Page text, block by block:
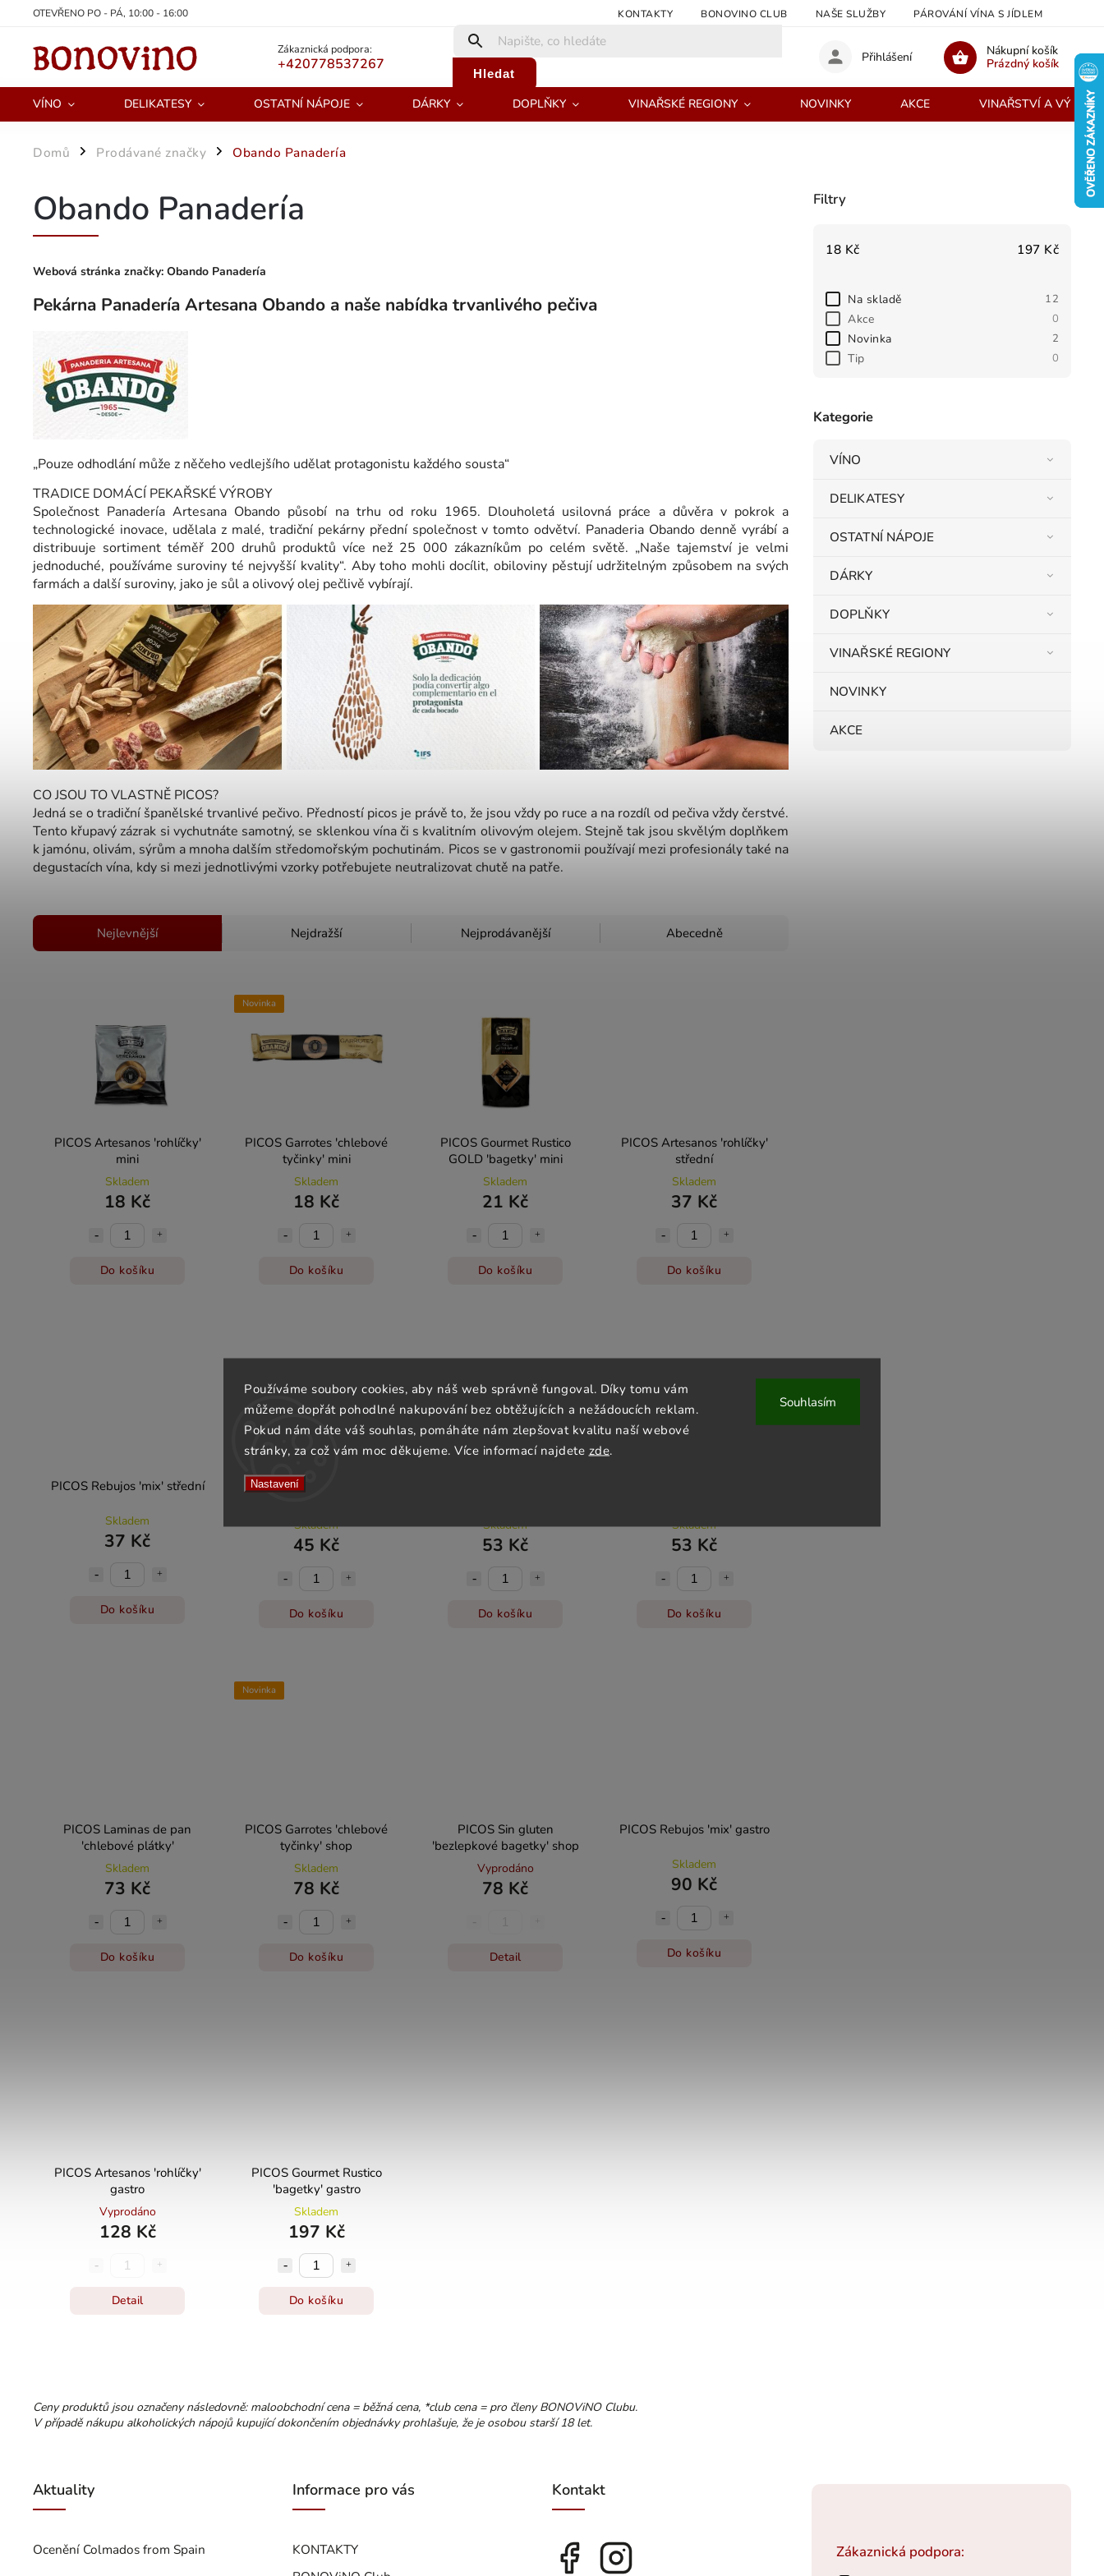
Používáme soubory cookies, aby náš web správně fungoval. Díky tomu vám
můžeme dopřát pohodlné nakupování bez obtěžujících a nežádoucích reklam.
Pokud nám dáte váš souhlas, pomáháte nám zlepšovat kvalitu naší webové
stránky, za což vám moc děkujeme. Více informací najdete zde.
Nastavení
Souhlasím
OTEVŘENO PO - PÁ, 10:00 - 16:00 KONTAKTY BONOVINO CLUB NAŠE SLUŽBY PÁROVÁNÍ VÍNA S JÍDLEM
Zákaznická podpora:
+420778537267
Hledat
Nákupní košík
Prázdný košík
Přihlášení
VÍNO DELIKATESY OSTATNÍ NÁPOJE DÁRKY DOPLŇKY VINAŘSKÉ REGIONY NOVINKY AKCE VINAŘSTVÍ A
Domů / Prodávané značky / Obando Panadería
Filtry
18 Kč 197 Kč
Na skladě 12
Akce 0
Novinka 2
Tip 0
Kategorie
VÍNO
DELIKATESY
OSTATNÍ NÁPOJE
DÁRKY
DOPLŇKY
VINAŘSKÉ REGIONY
NOVINKY
AKCE
Obando Panadería
Webová stránka značky: Obando Panadería
Pekárna Panadería Artesana Obando a naše nabídka trvanlivého pečiva
„Pouze odhodlání může z něčeho vedlejšího udělat protagonistu každého sousta“
TRADICE DOMÁCÍ PEKAŘSKÉ VÝROBY
Společnost Panadería Artesana Obando působí na trhu od roku 1965. Dlouholetá usilovná práce a důvěra v pokrok a
technologické inovace, udělala z malé, tradiční pekárny přední společnost v tomto odvětví. Panaderia Obando denně vyrábí a
distribuuje sortiment téměř 200 druhů produktů více než 25 000 zákazníkům po celém světě. „Naše tajemství je velmi
jednoduché, používáme suroviny té nejvyšší kvality“. Aby toho mohli docílit, obiloviny pěstují udržitelným způsobem na svých
farmách a další suroviny, jako je sůl a olivový olej pečlivě vybírají.
CO JSOU TO VLASTNĚ PICOS?
Jedná se o tradiční španělské trvanlivé pečivo. Předností picos je právě to, že jsou vždy po ruce a na rozdíl od pečiva vždy čerstvé.
Tento křupavý zázrak si vychutnáte samotný, se sklenkou vína či s kvalitním olivovým olejem. Stejně tak jsou skvělým doplňkem
k jamónu, olivám, sýrům a mnoha dalším středomořským pochutinám. Picos se v gastronomii používají mezi profesionály také na
degustacích vína, kdy si mezi jednotlivými vzorky potřebujete neutralizovat chutě na patře.
Nejlevnější Nejdražší Nejprodávanější Abecedně
PICOS Artesanos 'rohlíčky'
mini
Skladem
18 Kč
Do košíku
Novinka
PICOS Garrotes 'chlebové
tyčinky' mini
Skladem
18 Kč
Do košíku
PICOS Gourmet Rustico
GOLD 'bagetky' mini
Skladem
21 Kč
Do košíku
PICOS Artesanos 'rohlíčky'
střední
Skladem
37 Kč
Do košíku
PICOS Rebujos 'mix' střední
Skladem
37 Kč
Do košíku
PICOS Gourmet Rustico
Skladem
45 Kč
Do košíku
Skladem
53 Kč
Do košíku
Skladem
53 Kč
Do košíku
PICOS Laminas de pan
'chlebové plátky'
Skladem
73 Kč
Do košíku
Novinka
PICOS Garrotes 'chlebové
tyčinky' shop
Skladem
78 Kč
Do košíku
PICOS Sin gluten
'bezlepkové bagetky' shop
Vyprodáno
78 Kč
Detail
PICOS Rebujos 'mix' gastro
Skladem
90 Kč
Do košíku
PICOS Artesanos 'rohlíčky'
gastro
Vyprodáno
128 Kč
Detail
PICOS Gourmet Rustico
'bagetky' gastro
Skladem
197 Kč
Do košíku
Ceny produktů jsou označeny následovně: maloobchodní cena = běžná cena, *club cena = pro členy BONOViNO Clubu.
V případě nákupu alkoholických nápojů kupující dokončením objednávky prohlašuje, že je osobou starší 18 let.
Zákaznická podpora:
Aktuality
Ocenění Colmados from Spain
Informace pro vás
KONTAKTY
Kontakt